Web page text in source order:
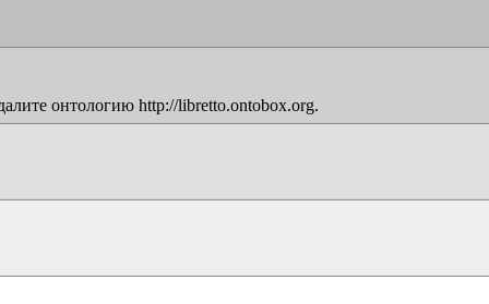
онтологию http://libretto.ontobox.org.